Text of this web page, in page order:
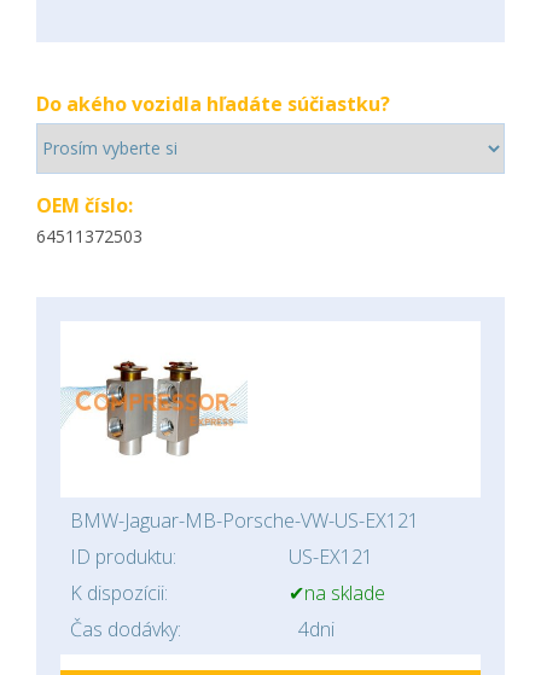
Do akého vozidla hľadáte súčiastku?
OEM číslo:
64511372503
BMW-Jaguar-MB-Porsche-VW-US-EX121
ID produktu:
US-EX121
K dispozícii:
✔na sklade
Čas dodávky:
4dni